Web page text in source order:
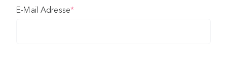
E-Mail Adresse*(required)